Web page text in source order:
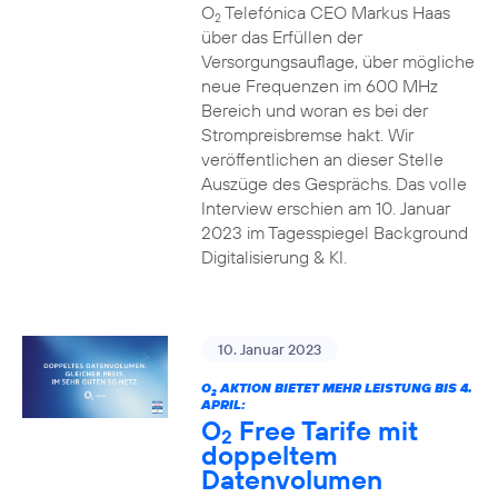
O2Telefónica CEO Markus Haas
über das Erfüllen der
Versorgungsauflage, über mögliche
neue Frequenzen im 600 MHz
Bereich und woran es bei der
Strompreisbremse hakt. Wir
veröffentlichen an dieser Stelle
Auszüge des Gesprächs. Das volle
Interview erschien am 10. Januar
2023 im Tagesspiegel Background
Digitalisierung & KI.
10. Januar 2023
O2AKTION BIETET MEHR LEISTUNG BIS 4.
APRIL:
O2 Free Tarife mit
doppeltem
Datenvolumen